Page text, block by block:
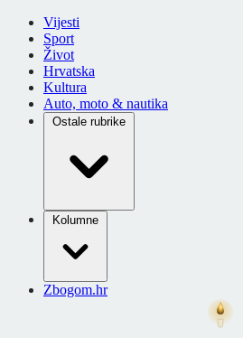
Vijesti
Sport
Život
Hrvatska
Kultura
Auto, moto & nautika
Ostale rubrike
Kolumne
Zbogom.hr